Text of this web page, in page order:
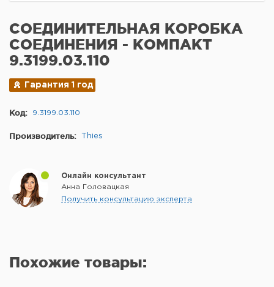
СОЕДИНИТЕЛЬНАЯ КОРОБКА
СОЕДИНЕНИЯ - КОМПАКТ
9.3199.03.110
Гарантия 1 год
Код: 9.3199.03.110
Производитель: Thies
Онлайн консультант
Анна Головацкая
Получить консультацию эксперта
Похожие товары: